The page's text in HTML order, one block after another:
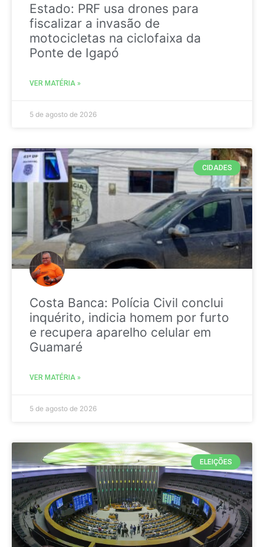
Estado: PRF usa drones para
fiscalizar a invasão de
motocicletas na ciclofaixa da
Ponte de Igapó
VER MATÉRIA »
5 de agosto de 2026
CIDADES
Costa Banca: Polícia Civil conclui
inquérito, indicia homem por furto
e recupera aparelho celular em
Guamaré
VER MATÉRIA »
5 de agosto de 2026
ELEIÇÕES